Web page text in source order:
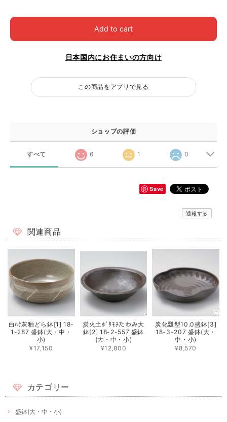
Add to cart
日本国内にお住まいの方向け
この商品をアプリで見る
ショップの評価
すべて 6 1 0
Save
通報する
関連商品
白ﾊｹ灰釉どら鉢[1] 18-
1-287 盛鉢(大・中・
小)
¥17,150
炭火土ﾎﾞﾀﾓﾁたわみ大
鉢[2] 18-2-557 盛鉢
(大・中・小)
¥12,800
炭化瓢型10.0盛鉢[3]
18-3-207 盛鉢(大・
中・小)
¥8,570
カテゴリー
盛鉢(大・中・小)